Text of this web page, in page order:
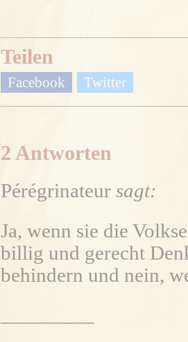
Teilen
Facebook Twitter
2 Antworten
Pérégrinateur sagt:
Ja, wenn sie die
billig und gerecht
behindern und nein,